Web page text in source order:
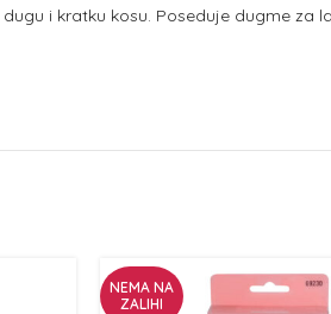
i kratku kosu. Poseduje dugme za
NEMA NA
ZALIHI